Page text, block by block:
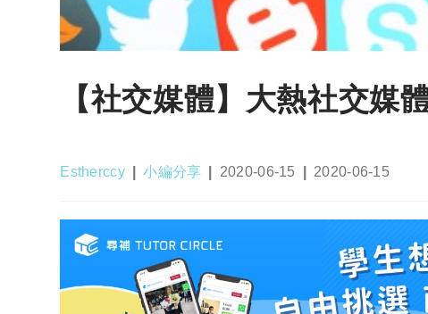
【社交媒體】大熱社交媒
Post
Estherccy
Post
小編分享
Post
2020-06-15
Post
2020-06-15